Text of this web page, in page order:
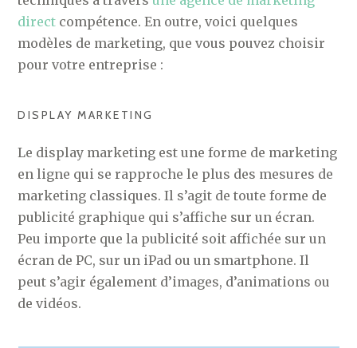
direct compétence. En outre, voici quelques
modèles de marketing, que vous pouvez choisir
pour votre entreprise :
DISPLAY MARKETING
Le display marketing est une forme de marketing
en ligne qui se rapproche le plus des mesures de
marketing classiques. Il s’agit de toute forme de
publicité graphique qui s’affiche sur un écran.
Peu importe que la publicité soit affichée sur un
écran de PC, sur un iPad ou un smartphone. Il
peut s’agir également d’images, d’animations ou
de vidéos.